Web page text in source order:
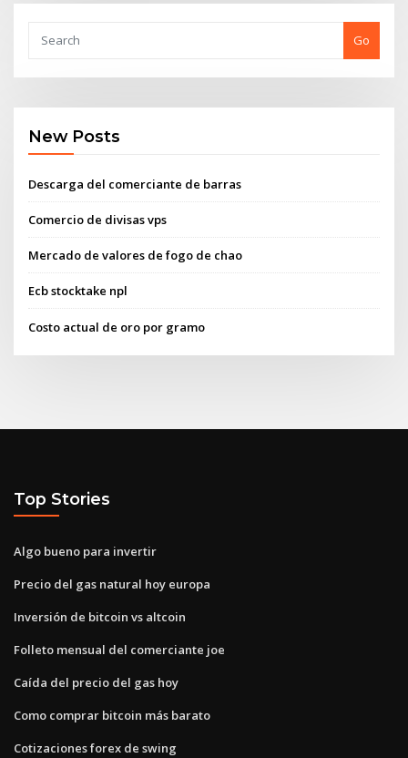
Go
New Posts
Descarga del comerciante de barras
Comercio de divisas vps
Mercado de valores de fogo de chao
Ecb stocktake npl
Costo actual de oro por gramo
Top Stories
Algo bueno para invertir
Precio del gas natural hoy europa
Inversión de bitcoin vs altcoin
Folleto mensual del comerciante joe
Caída del precio del gas hoy
Como comprar bitcoin más barato
Cotizaciones forex de swing